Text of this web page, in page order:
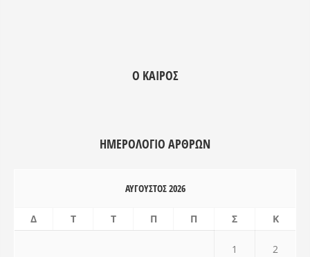
Ο ΚΑΙΡΌΣ
ΗΜΕΡΟΛΌΓΙΟ ΑΡΘΡΩΝ
ΑΎΓΟΥΣΤΟΣ 2026
Δ Τ Τ Π Π Σ Κ
1 2